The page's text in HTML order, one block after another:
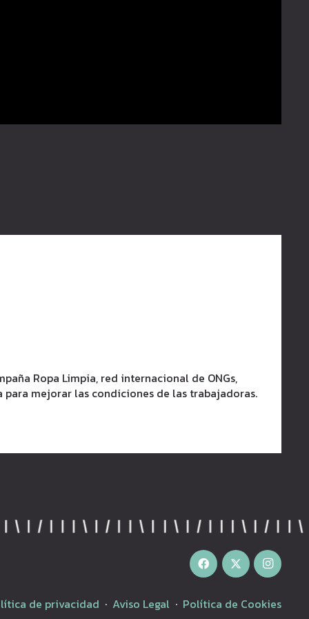
Ropa Limpia, red internacional de ONGs,
mejorar las condiciones de las trabajadoras.
de privacidad · Aviso Legal · Política de Cookies